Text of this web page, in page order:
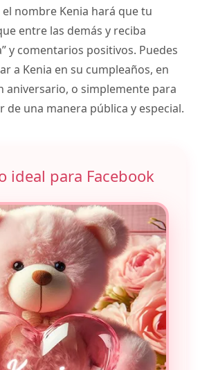
nombre Kenia hará que tu
entre las demás y reciba
y comentarios positivos. Puedes
a Kenia en su cumpleaños, en
aniversario, o simplemente para
una manera pública y especial.
ideal para Facebook